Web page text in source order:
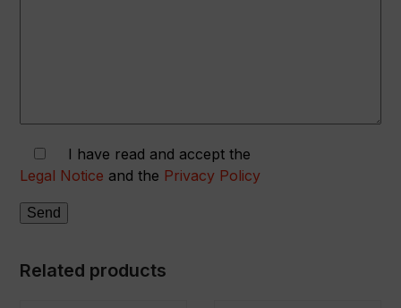
I have read and accept the
Legal Notice and the Privacy Policy
Related products